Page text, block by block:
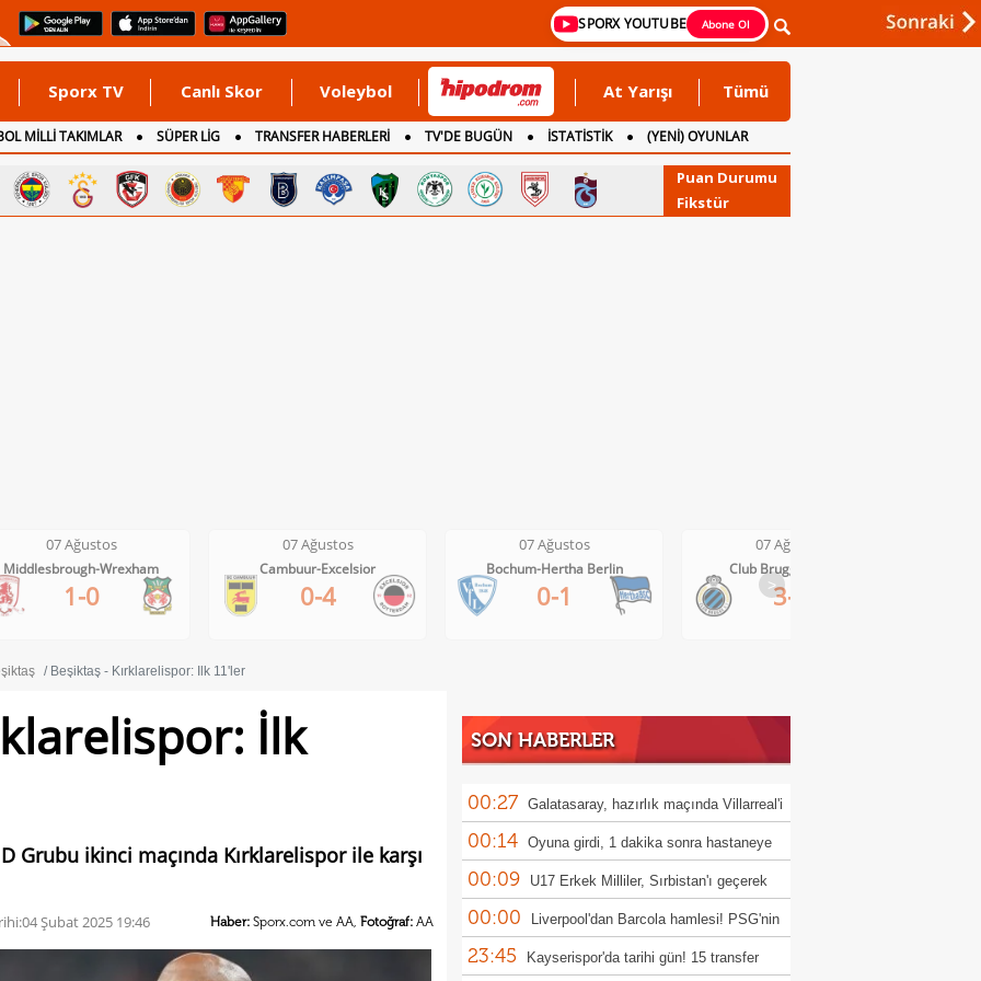
SPORX YOUTUBE Abone Ol
Sporx TV Canlı Skor Voleybol At Yarışı Tümü
MİLLİ TAKIMLAR SÜPER LİG TRANSFER HABERLERİ TV'DE BUGÜN İSTATİSTİK
(YENİ) OYUNLAR
Puan Durumu
Fikstür
07 Ağustos
Wrexham
07 Ağustos
Cambuur-Excelsior
07 Ağustos
Bochum-Hertha Berlin
07 Ağustos
Club Brugge-Kortrijk
3-0>
Beşiktaş - Kırklarelispor: İlk 11'ler
İlk
Grubu ikinci maçında Kırklarelispor ile karşı
04 Şubat 2025 19:46 Haber: Sporx.com ve AA, Fotoğraf: AA
SON HABERLER
00:27 Galatasaray, hazırlık maçında Villarreal'i
konuk edecek
00:14 Oyuna girdi, 1 dakika sonra hastaneye
kaldırıldı
00:09 U17 Erkek Milliler, Sırbistan'ı geçerek
finale yükseldi!
00:00 Liverpool'dan Barcola hamlesi! PSG'nin
talebi dudak uçuklattı
23:45 Kayserispor'da tarihi gün! 15 transfer